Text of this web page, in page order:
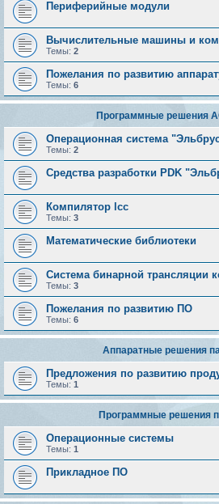
Периферийные модули
Вычислительные машины и
Темы: 2
Пожелания по развитию
Темы: 6
Программные решения
Операционная система
Темы: 2
Средства разработки PDK
Компилятор lcc
Темы: 3
Математические библиотеки
Система бинарной трансляции
Темы: 3
Пожелания по развитию ПО
Темы: 6
Аппаратные решения
Предложения по развитию
Темы: 1
Программные решения
Операционные системы
Темы: 1
Прикладное ПО